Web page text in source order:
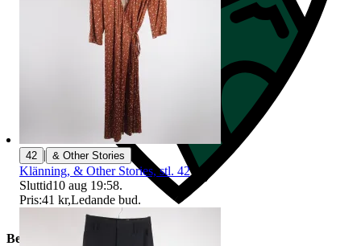
Beskrivning
42 | & Other Stories
Klänning, & Other Stories, stl. 42
Sluttid10 aug 19:58.
Pris:41 kr,Ledande bud.